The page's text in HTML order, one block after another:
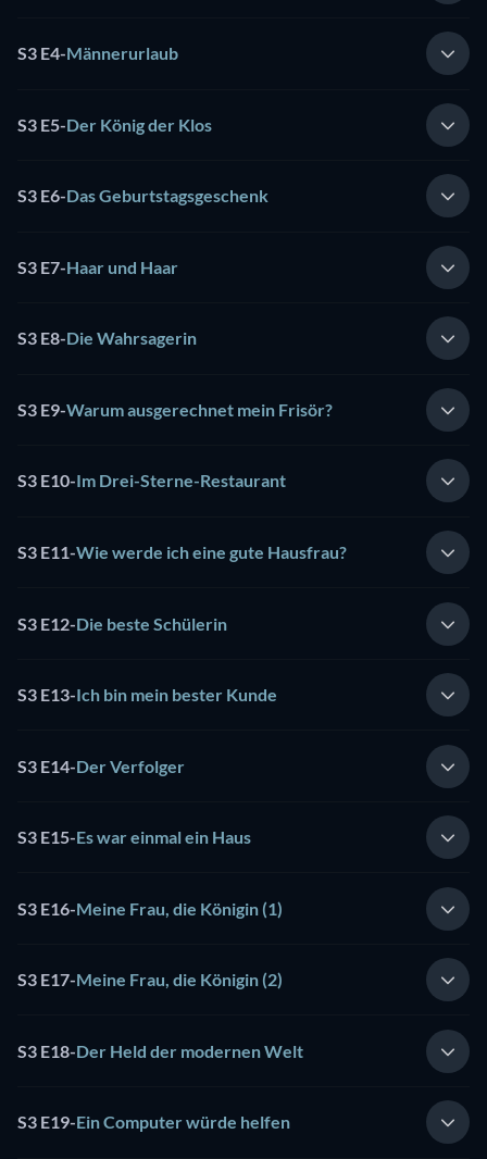
S3 E4-Männerurlaub
S3 E5-Der König der Klos
S3 E6-Das Geburtstagsgeschenk
S3 E7-Haar und Haar
S3 E8-Die Wahrsagerin
S3 E9-Warum ausgerechnet mein Frisör?
S3 E10-Im Drei-Sterne-Restaurant
S3 E11-Wie werde ich eine gute Hausfrau?
S3 E12-Die beste Schülerin
S3 E13-Ich bin mein bester Kunde
S3 E14-Der Verfolger
S3 E15-Es war einmal ein Haus
S3 E16-Meine Frau, die Königin (1)
S3 E17-Meine Frau, die Königin (2)
S3 E18-Der Held der modernen Welt
S3 E19-Ein Computer würde helfen